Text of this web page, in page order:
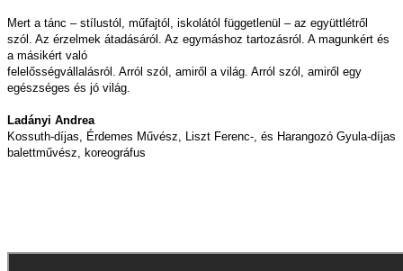
Mert a tánc – stílustól, műfajtól, iskolától függetlenül – az együttlétről
szól. Az érzelmek átadásáról. Az egymáshoz tartozásról. A magunkért és
a másikért való
felelősségvállalásról. Arról szól, amiről a világ. Arról szól, amiről egy
egészséges és jó világ.
Ladányi Andrea
Kossuth-díjas, Érdemes Művész, Liszt Ferenc-, és Harangozó Gyula-díjas
balettművész, koreográfus